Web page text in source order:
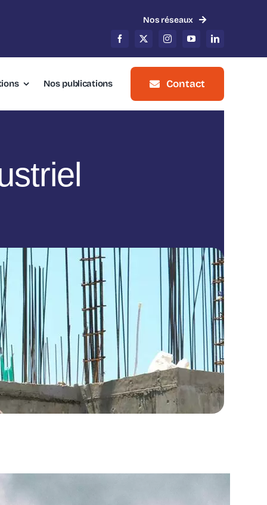
Nos réseaux
Nos publications Contact